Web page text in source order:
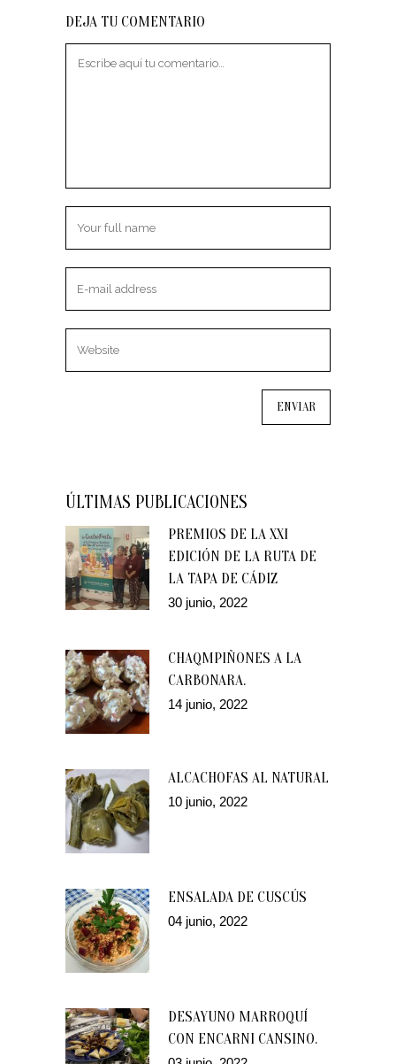
DEJA TU COMENTARIO
ÚLTIMAS PUBLICACIONES
PREMIOS DE LA XXI
EDICIÓN DE LA RUTA DE
LA TAPA DE CÁDIZ
30 junio, 2022
CHAQMPIÑONES A LA
CARBONARA.
14 junio, 2022
ALCACHOFAS AL NATURAL
10 junio, 2022
ENSALADA DE CUSCÚS
04 junio, 2022
DESAYUNO MARROQUÍ
CON ENCARNI CANSINO.